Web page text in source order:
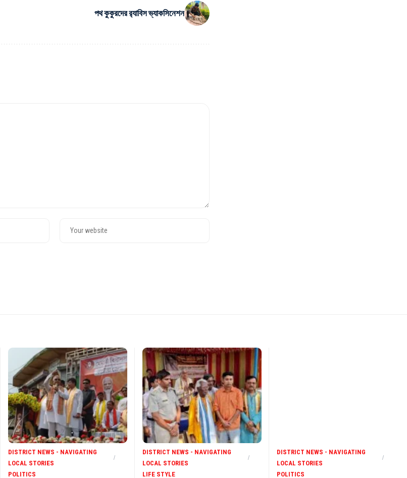
পথ কুকুরদের র‌্যাবিস ভ্যাকসিনেশন
DISTRICT NEWS - NAVIGATING
LOCAL STORIES
POLITICS
DISTRICT NEWS - NAVIGATING
LOCAL STORIES
LIFE STYLE
DISTRICT NEWS - NAVIGATING
LOCAL STORIES
POLITICS